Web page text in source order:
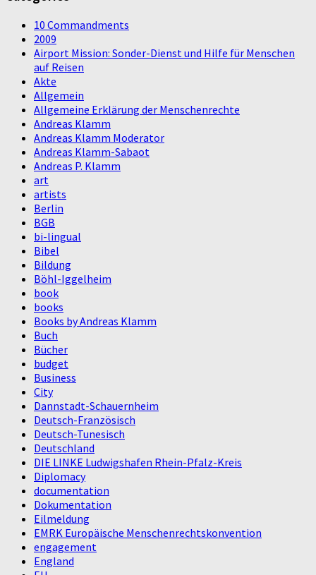
10 Commandments
2009
Airport Mission: Sonder-Dienst und Hilfe für Menschen
auf Reisen
Akte
Allgemein
Allgemeine Erklärung der Menschenrechte
Andreas Klamm
Andreas Klamm Moderator
Andreas Klamm-Sabaot
Andreas P. Klamm
art
artists
Berlin
BGB
bi-lingual
Bibel
Bildung
Böhl-Iggelheim
book
books
Books by Andreas Klamm
Buch
Bücher
budget
Business
City
Dannstadt-Schauernheim
Deutsch-Französisch
Deutsch-Tunesisch
Deutschland
DIE LINKE Ludwigshafen Rhein-Pfalz-Kreis
Diplomacy
documentation
Dokumentation
Eilmeldung
EMRK Europäische Menschenrechtskonvention
engagement
England